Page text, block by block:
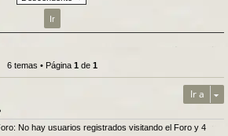
6 temas • Página 1de 1
Ir a
No hay usuarios registrados visitando el Foro y 4